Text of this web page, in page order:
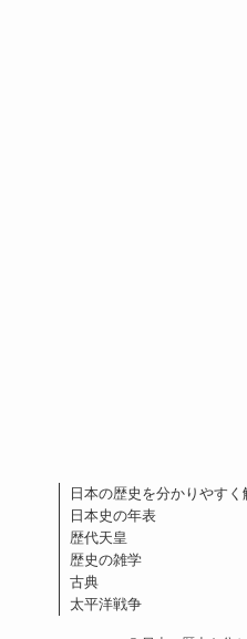
日本の歴史を分かりやすく
日本史の年表
歴代天皇
歴史の雑学
古典
太平洋戦争